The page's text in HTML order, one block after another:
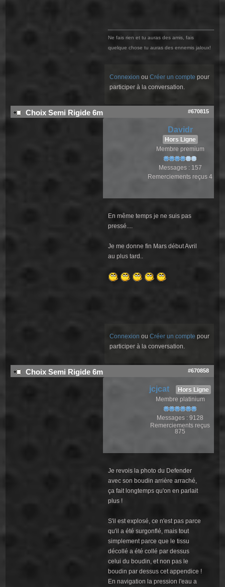
Ne fais rien et tu auras des amis, fais
quelque chose tu auras des ennemis jaloux!
Connexion ouCréer un compte pour
participer à la conversation.
Choix Semi Rigide 6m #670815
Davidr
Hors Ligne
Membre premium
Messages : 157
Remerciements reçus 4
En même temps je ne suis pas
pressé....
Je me donne fin Mars début Avril
au plus tard..
Connexion ouCréer un compte pour
participer à la conversation.
Choix Semi Rigide 6m #670858
jcjcat
Hors Ligne
Membre platinium
Messages : 9128
Remerciements reçus
875
Je revois la photo du Defender
avec son boudin arrière arraché,
ça fait longtemps qu'on en parlait
plus !
S'il est explosé, ce n'est pas parce
qu'il a été surgonflé, mais tout
simplement parce que le tissu
décollé a été collé par dessus
celui du boudin, et non pas le
boudin par dessus cet appendice !
En navigation la pression l'eau a